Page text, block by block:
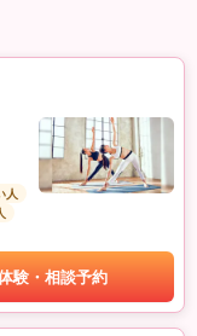
人
験・相談予約